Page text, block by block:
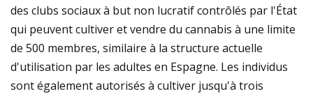
des clubs sociaux à but non lucratif contrôlés par l'État
qui peuvent cultiver et vendre du cannabis à une limite
de 500 membres, similaire à la structure actuelle
d'utilisation par les adultes en Espagne. Les individus
sont également autorisés à cultiver jusqu'à trois